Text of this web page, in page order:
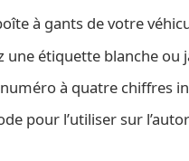
à gants de votre
une étiquette blanche ou
à quatre chiffres
pour l’utiliser sur